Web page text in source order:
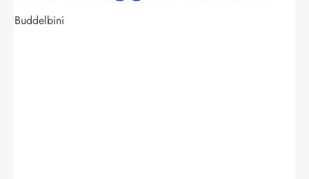
Buddelbini